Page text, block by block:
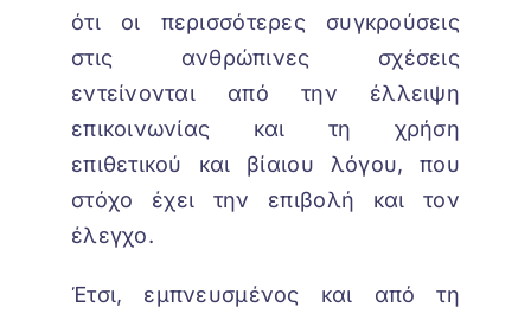
ότι οι περισσότερες συγκρούσεις
στις ανθρώπινες σχέσεις
εντείνονται από την έλλειψη
επικοινωνίας και τη χρήση
επιθετικού και βίαιου λόγου, που
στόχο έχει την επιβολή και τον
έλεγχο.
Έτσι, εμπνευσμένος και από τη